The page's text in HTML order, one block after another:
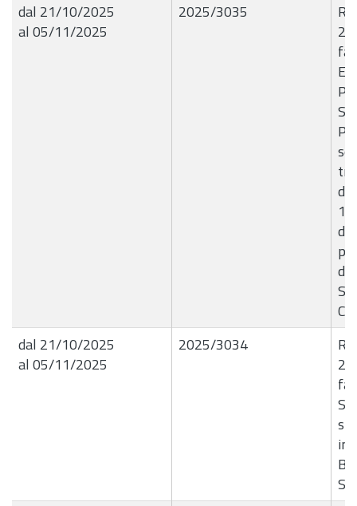
dal 21/10/2025
al 05/11/2025
2025/3035
dal 21/10/2025
al 05/11/2025
2025/3034